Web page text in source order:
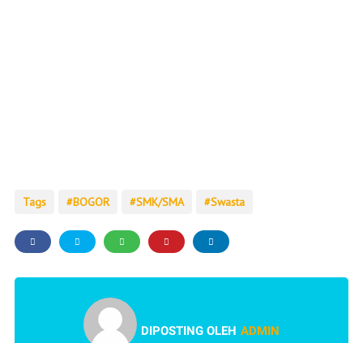
Tags BOGOR SMK/SMA Swasta
DIPOSTING OLEH ADMIN